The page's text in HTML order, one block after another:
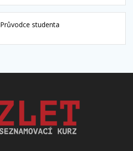
Průvodce studenta